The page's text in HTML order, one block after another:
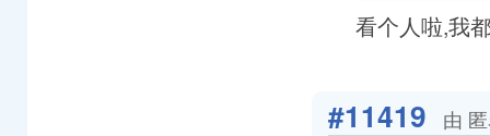
看个人啦,我
#11419 由